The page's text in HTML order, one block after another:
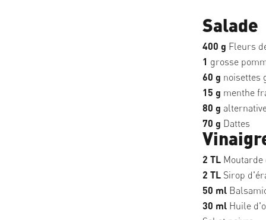
Salade
400 g Fleurs
1 grosse
60 g noisettes
15 g menthe
80 g
70 g Dattes
2 TL Moutarde
2 TL Sirop
50 ml
30 ml Huile